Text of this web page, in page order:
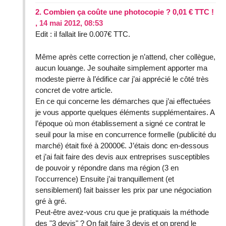
2. Combien ça coûte une photocopie ? 0,01 € TTC !
, 14 mai 2012, 08:53
Edit : il fallait lire 0.007€ TTC.
Même après cette correction je n’attend, cher collègue,
aucun louange. Je souhaite simplement apporter ma
modeste pierre à l’édifice car j’ai apprécié le côté très
concret de votre article.
En ce qui concerne les démarches que j’ai effectuées
je vous apporte quelques éléments supplémentaires. A
l’époque où mon établissement a signé ce contrat le
seuil pour la mise en concurrence formelle (publicité du
marché) était fixé à 20000€. J’étais donc en-dessous
et j’ai fait faire des devis aux entreprises susceptibles
de pouvoir y répondre dans ma région (3 en
l’occurrence) Ensuite j’ai tranquillement (et
sensiblement) fait baisser les prix par une négociation
gré à gré.
Peut-être avez-vous cru que je pratiquais la méthode
des "3 devis" ? On fait faire 3 devis et on prend le